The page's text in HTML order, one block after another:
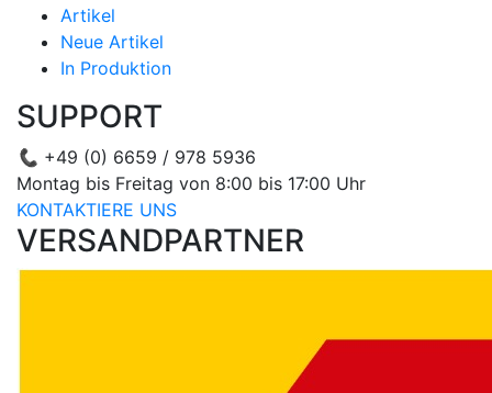
Artikel
Neue Artikel
In Produktion
SUPPORT
📞 +49 (0) 6659 / 978 5936
Montag bis Freitag von 8:00 bis 17:00 Uhr
KONTAKTIERE UNS
VERSANDPARTNER